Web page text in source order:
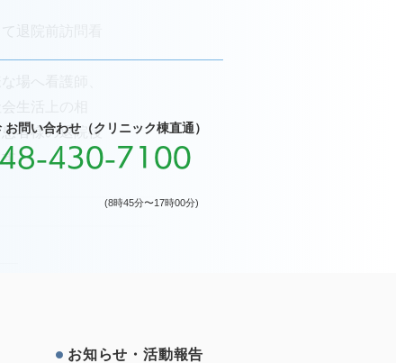
退院前訪問看
場へ看護師、
生活上の相
者様の退院後
。
お問い合わせ（クリニック棟直通）
430-7100
(8時45分〜17時00分)
お知らせ・活動報告